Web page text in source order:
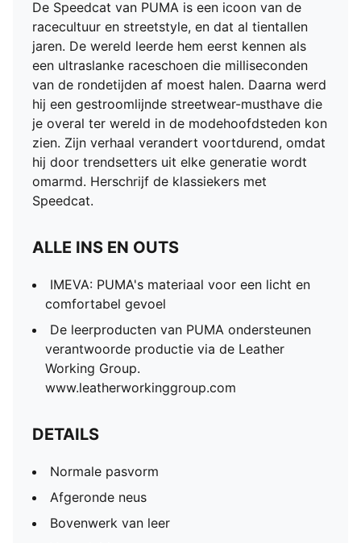
De Speedcat van PUMA is een icoon van de
racecultuur en streetstyle, en dat al tientallen
jaren. De wereld leerde hem eerst kennen als
een ultraslanke raceschoen die milliseconden
van de rondetijden af moest halen. Daarna werd
hij een gestroomlijnde streetwear-musthave die
je overal ter wereld in de modehoofdsteden kon
zien. Zijn verhaal verandert voortdurend, omdat
hij door trendsetters uit elke generatie wordt
omarmd. Herschrijf de klassiekers met
Speedcat.
ALLE INS EN OUTS
IMEVA: PUMA's materiaal voor een licht en
comfortabel gevoel
De leerproducten van PUMA ondersteunen
verantwoorde productie via de Leather
Working Group.
www.leatherworkinggroup.com
DETAILS
Normale pasvorm
Afgeronde neus
Bovenwerk van leer